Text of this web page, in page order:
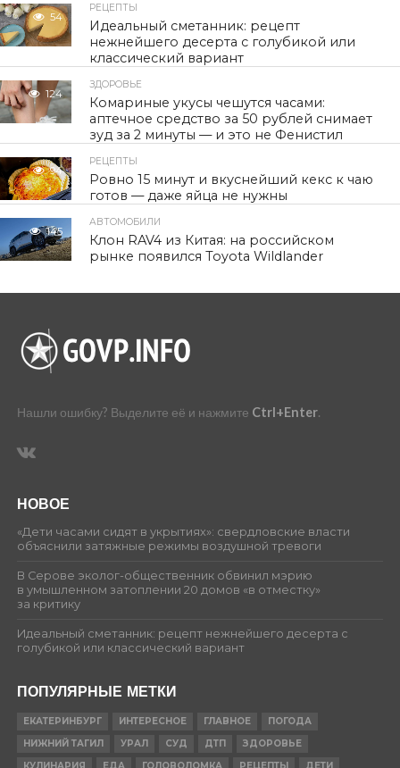
54
РЕЦЕПТЫ
Идеальный сметанник: рецепт
нежнейшего десерта с голубикой или
классический вариант
124
ЗДОРОВЬЕ
Комариные укусы чешутся часами:
аптечное средство за 50 рублей снимает
зуд за 2 минуты — и это не Фенистил
94
РЕЦЕПТЫ
Ровно 15 минут и вкуснейший кекс к чаю
готов — даже яйца не нужны
145
АВТОМОБИЛИ
Клон RAV4 из Китая: на российском
рынке появился Toyota Wildlander
Нашли ошибку? Выделите её и нажмите Ctrl+Enter.
НОВОЕ
«Дети часами сидят в укрытиях»: свердловские власти
объяснили затяжные режимы воздушной тревоги
В Серове эколог-общественник обвинил мэрию
в умышленном затоплении 20 домов «в отместку»
за критику
Идеальный сметанник: рецепт нежнейшего десерта с
голубикой или классический вариант
ПОПУЛЯРНЫЕ МЕТКИ
ЕКАТЕРИНБУРГ ИНТЕРЕСНОЕ ГЛАВНОЕ
ПОГОДА
НИЖНИЙ ТАГИЛ
УРАЛ СУД ДТП
ЗДОРОВЬЕ
КУЛИНАРИЯ
ЕДА ГОЛОВОЛОМКА РЕЦЕПТЫ ДЕТИ